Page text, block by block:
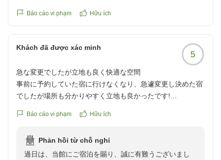
Báo cáo vi phạm Hữu ích
Khách đã được xác minh
5
急な変更でしたが立地も良く快適な空間
事前に予約していた宿に行けなくなり、急遽変更し決めた宿
でしたが場所も分かりやすく立地も良かったです!
せました。
また利用したいと思います。
クチコミの詳細はこちらから
Báo cáo vi phạm Hữu ích
Phản hồi từ chỗ nghỉ
過日は、当館にご宿泊を賜り、誠に有難うございまし